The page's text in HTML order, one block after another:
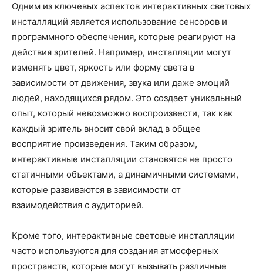
Одним из ключевых аспектов интерактивных световых
инсталляций является использование сенсоров и
программного обеспечения, которые реагируют на
действия зрителей. Например, инсталляции могут
изменять цвет, яркость или форму света в
зависимости от движения, звука или даже эмоций
людей, находящихся рядом. Это создает уникальный
опыт, который невозможно воспроизвести, так как
каждый зритель вносит свой вклад в общее
восприятие произведения. Таким образом,
интерактивные инсталляции становятся не просто
статичными объектами, а динамичными системами,
которые развиваются в зависимости от
взаимодействия с аудиторией.
Кроме того, интерактивные световые инсталляции
часто используются для создания атмосферных
пространств, которые могут вызывать различные